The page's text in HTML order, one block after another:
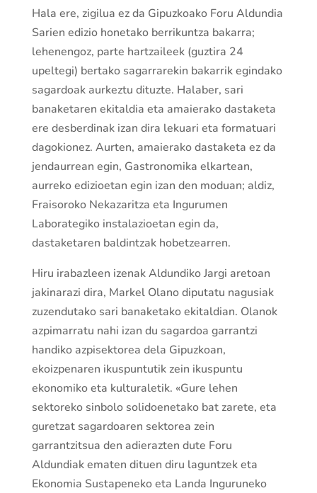
Hala ere, zigilua ez da Gipuzkoako Foru Aldundia
Sarien edizio honetako berrikuntza bakarra;
lehenengoz, parte hartzaileek (guztira 24
upeltegi) bertako sagarrarekin bakarrik egindako
sagardoak aurkeztu dituzte. Halaber, sari
banaketaren ekitaldia eta amaierako dastaketa
ere desberdinak izan dira lekuari eta formatuari
dagokionez. Aurten, amaierako dastaketa ez da
jendaurrean egin, Gastronomika elkartean,
aurreko edizioetan egin izan den moduan; aldiz,
Fraisoroko Nekazaritza eta Ingurumen
Laborategiko instalazioetan egin da,
dastaketaren baldintzak hobetzearren.
Hiru irabazleen izenak Aldundiko Jargi aretoan
jakinarazi dira, Markel Olano diputatu nagusiak
zuzendutako sari banaketako ekitaldian. Olanok
azpimarratu nahi izan du sagardoa garrantzi
handiko azpisektorea dela Gipuzkoan,
ekoizpenaren ikuspuntutik zein ikuspuntu
ekonomiko eta kulturaletik. «Gure lehen
sektoreko sinbolo solidoenetako bat zarete, eta
guretzat sagardoaren sektorea zein
garrantzitsua den adierazten dute Foru
Aldundiak ematen dituen diru laguntzek eta
Ekonomia Sustapeneko eta Landa Inguruneko